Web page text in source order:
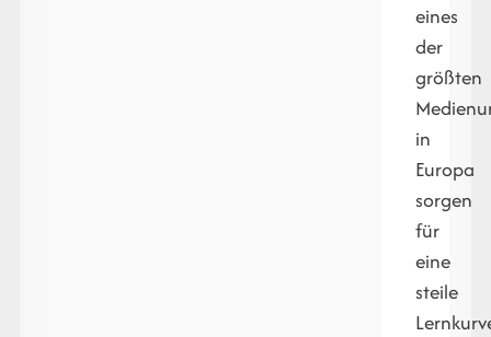
eines
der
größten
in
Europa
sorgen
für
eine
steile